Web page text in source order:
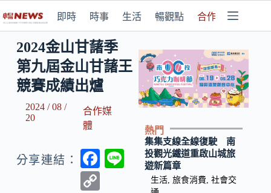
即時 時事 生活 暢觀點 合作媒體
2024金山甘藷季
第九屆金山甘藷王
競賽成績出爐
2024 / 08 /
20
合作媒
體
分享連結：
F
熱門
集集支線全線復駛 南
投觀光鐵道重啟山城旅
遊新篇章
生活, 旅食消費 社會交